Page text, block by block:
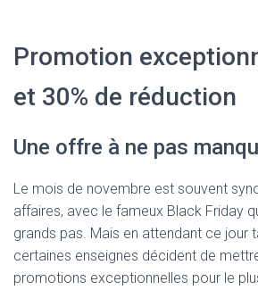
Promotion
et 30% de réduction
Une offre à ne pas
Le mois de novembre est souvent
affaires, avec le fameux Black Friday
grands pas. Mais en attendant ce jour
certaines enseignes décident de
promotions exceptionnelles pour le